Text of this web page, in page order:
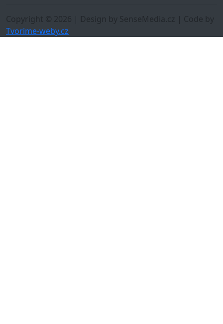
Copyright © 2026 | Design by SenseMedia.cz | Code by
Tvorime-weby.cz